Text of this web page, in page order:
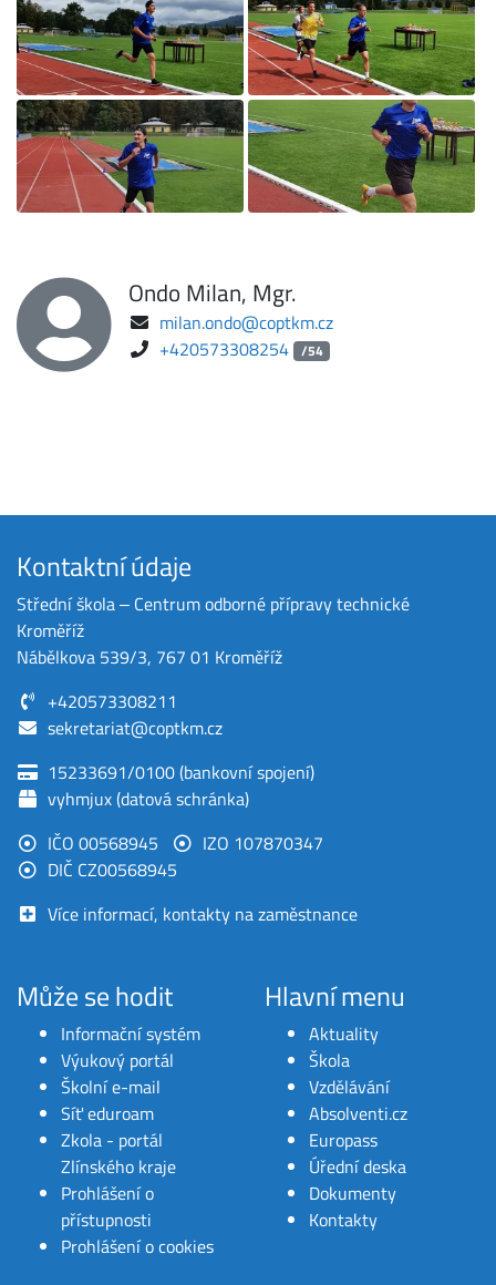
Ondo Milan, Mgr.
milan.ondo@coptkm.cz
+420573308254 /54
Kontaktní údaje
Střední škola ‒ Centrum odborné přípravy technické
Kroměříž
Nábělkova 539/3, 767 01 Kroměříž
+420573308211
sekretariat@coptkm.cz
15233691/0100 (bankovní spojení)
vyhmjux (datová schránka)
IČO 00568945
IZO 107870347
DIČ CZ00568945
Více informací, kontakty na zaměstnance
Může se hodit
Informační systém
Výukový portál
Školní e-mail
Síť eduroam
Zkola - portál
Zlínského kraje
Prohlášení o
přístupnosti
Prohlášení o cookies
Hlavní menu
Aktuality
Škola
Vzdělávání
Absolventi.cz
Europass
Úřední deska
Dokumenty
Kontakty